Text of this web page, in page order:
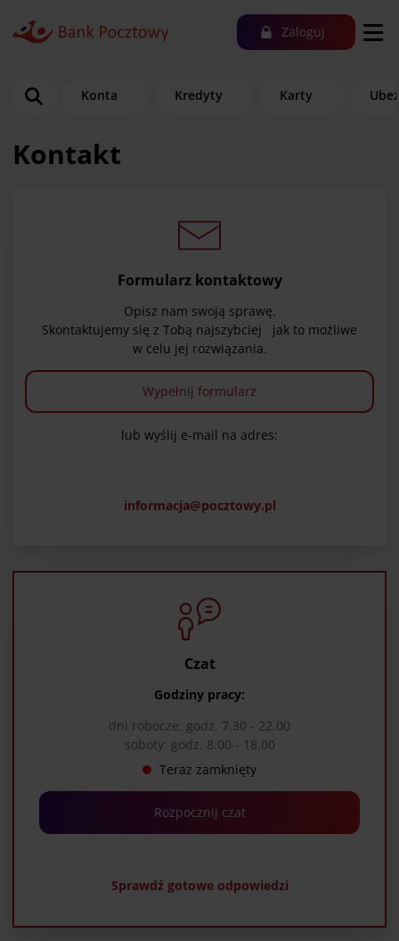
Zaloguj
Konta Kredyty Karty
Kontakt
Formularz kontaktowy
Opisz nam swoją sprawę.
Skontaktujemy się z Tobą najszybciej jak to możliwe
w celu jej rozwiązania.
Wypełnij formularz
lub wyślij e-mail na adres:
informacja@pocztowy.pl
Czat
Godziny pracy:
dni robocze: godz. 7.30 - 22.00
soboty: godz. 8.00 - 18.00
Teraz zamknięty
Rozpocznij czat
Sprawdź gotowe odpowiedzi